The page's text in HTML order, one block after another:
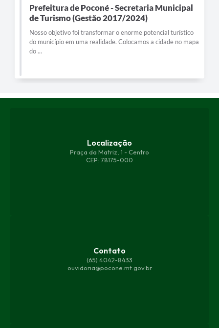
Prefeitura de Poconé - Secretaria Municipal
de Turismo (Gestão 2017/2024)
Nosso objetivo foi transformar o enorme potencial turístico
do município em uma realidade. Colocamos a cidade no mapa
do ...
Localização
Praça da Matriz, 1 - Centro
CEP: 78175-000
Contato
(65) 4042-8433
ouvidoria@pocone.mt.gov.br